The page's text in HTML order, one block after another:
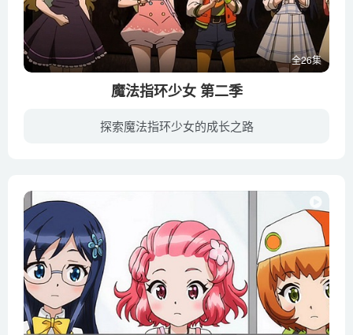
全26集
魔法指环少女 第二季
探索魔法指环少女的成长之路